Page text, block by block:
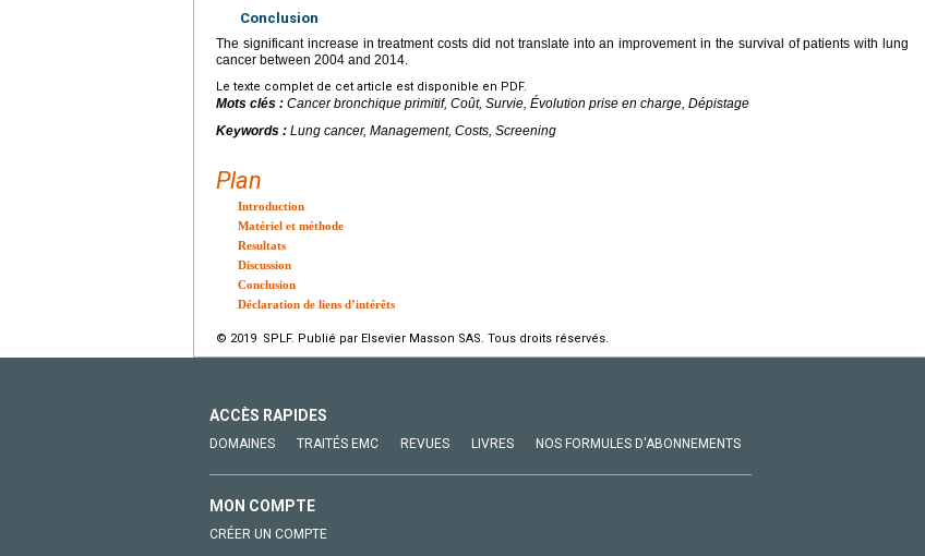
Conclusion
The significant increase in treatment costs did not translate into an improvement in the survival of patients with lung
cancer between 2004 and 2014.
Le texte complet de cet article est disponible en PDF.
Mots clés : Cancer bronchique primitif, Coût, Survie, Évolution prise en charge, Dépistage
Keywords : Lung cancer, Management, Costs, Screening
Plan
Introduction
Matériel et méthode
Resultats
Discussion
Conclusion
Déclaration de liens d’intérêts
© 2019 SPLF. Publié par Elsevier Masson SAS. Tous droits réservés.
ACCÈS RAPIDES
DOMAINES TRAITÉS EMC REVUES LIVRES NOS FORMULES D'ABONNEMENTS
MON COMPTE
CRÉER UN COMPTE